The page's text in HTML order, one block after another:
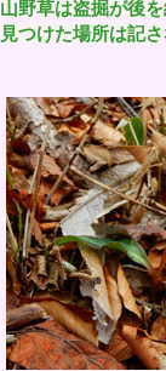
山野草は盗掘が後
見つけた場所は記